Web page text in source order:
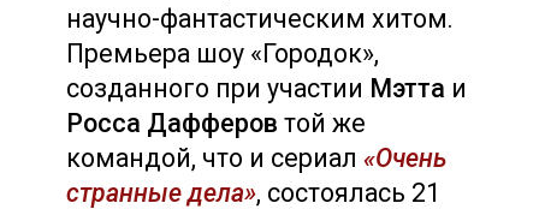
научно-фантастическим хитом.
Премьера шоу «Городок»,
созданного при участии Мэтта и
Росса Дафферов той же
командой, что и сериал «Очень
странные дела», состоялась 21